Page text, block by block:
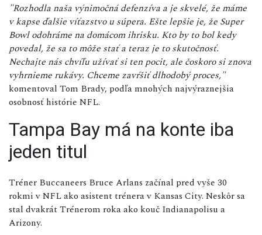
"Rozhodla naša výnimočná defenzíva a je skvelé, že máme
v kapse ďalšie víťazstvo u súpera. Ešte lepšie je, že Super
Bowl odohráme na domácom ihrisku. Kto by to bol kedy
povedal, že sa to môže stať a teraz je to skutočnosť.
Nechajte nás chvíľu užívať si ten pocit, ale čoskoro si znova
vyhrnieme rukávy. Chceme zavŕšiť dlhodobý proces,"
komentoval Tom Brady, podľa mnohých najvýraznejšia
osobnosť histórie NFL.
Tampa Bay má na konte iba
jeden titul
Tréner Buccaneers Bruce Arlans začínal pred vyše 30
rokmi v NFL ako asistent trénera v Kansas City. Neskôr sa
stal dvakrát Trénerom roka ako kouč Indianapolisu a
Arizony.